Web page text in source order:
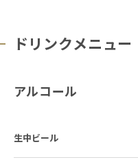
ドリンクメニュー
アルコール
生中ビール